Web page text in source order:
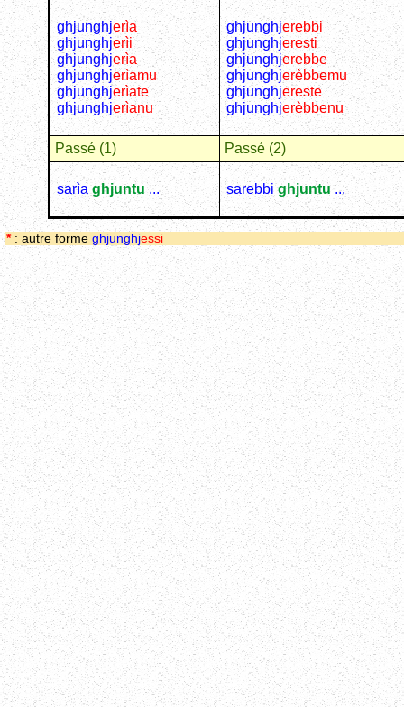
ghjunghjerìa
ghjunghjerìi
ghjunghjerìa
ghjunghjerìamu
ghjunghjerìate
ghjunghjerìanu
ghjunghjerebbi
ghjunghjeresti
ghjunghjerebbe
ghjunghjerèbbemu
ghjunghjereste
ghjunghjerèbbenu
Passé (1) Passé (2)
sarìa ghjuntu ... sarebbighjuntu ...
*: autre forme ghjunghjessi